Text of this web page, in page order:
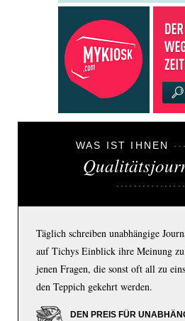
WAS IST IHNEN
Täglich schreiben unabhängige
auf Tichys Einblick ihre Meinung
jenen Fragen, die sonst oft all zu
den Teppich gekehrt werden.
DEN PREIS FÜR